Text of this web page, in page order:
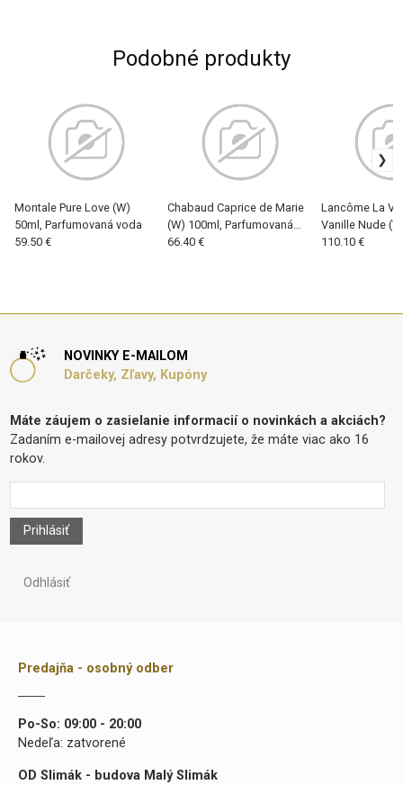
Podobné produkty
Montale Pure Love (W)
50ml, Parfumovaná voda
59.50 €
Chabaud Caprice de Marie
(W) 100ml, Parfumovaná
voda
66.40 €
Lancôme La
Vanille Nude
Parfumovaná
110.10 €
NOVINKY E-MAILOM
Darčeky, Zľavy, Kupóny
Máte záujem o zasielanie informacií o novinkách a akciách?
Zadaním e-mailovej adresy potvrdzujete, že máte viac ako 16
rokov.
Prihlásiť
Odhlásiť
Predajňa - osobný odber
Po-So: 09:00 - 20:00
Nedeľa: zatvorené
OD Slimák - budova Malý Slimák